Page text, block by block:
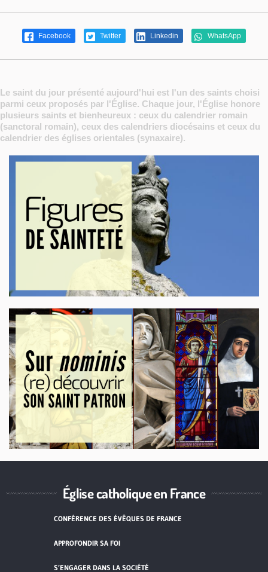
Facebook Twitter Linkedin WhatsApp
Le saint du jour présenté aujourd'hui est l'un des saints choisi
parmi ceux proposés par l'Église. Chaque jour, l'Église honore
plusieurs saints et bienheureux : ceux du calendrier romain
(sanctoral romain), ceux des calendriers diocésains et ceux du
calendrier des églises orientales (synaxaire).
Église catholique en France
CONFÉRENCE DES ÉVÊQUES DE FRANCE
APPROFONDIR SA FOI
S’ENGAGER DANS LA SOCIÉTÉ